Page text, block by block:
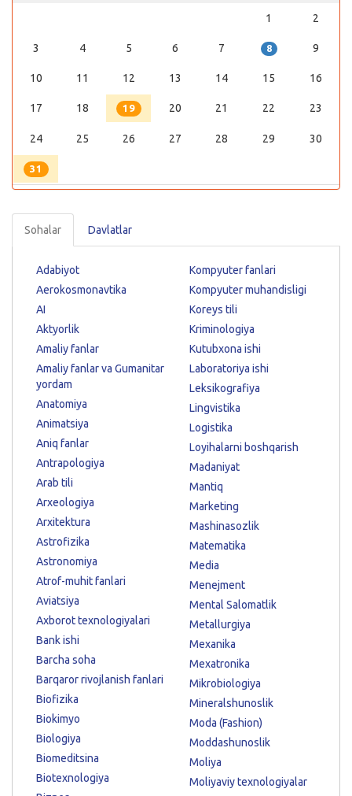
1
2
3 4 5 6 7 8 9
10 11 12 13 14 15 16
17 18 19 20 21 22 23
24 25 26 27 28 29 30
31
Sohalar Davlatlar
Adabiyot
Aerokosmonavtika
AI
Aktyorlik
Amaliy fanlar
Amaliy fanlar va Gumanitar
yordam
Anatomiya
Animatsiya
Aniq fanlar
Antrapologiya
Arab tili
Arxeologiya
Arxitektura
Astrofizika
Astronomiya
Atrof-muhit fanlari
Aviatsiya
Axborot texnologiyalari
Bank ishi
Barcha soha
Barqaror rivojlanish fanlari
Biofizika
Biokimyo
Biologiya
Biomeditsina
Biotexnologiya
Kompyuter fanlari
Kompyuter muhandisligi
Koreys tili
Kriminologiya
Kutubxona ishi
Laboratoriya ishi
Leksikografiya
Lingvistika
Logistika
Loyihalarni boshqarish
Madaniyat
Mantiq
Marketing
Mashinasozlik
Matematika
Media
Menejment
Mental Salomatlik
Metallurgiya
Mexanika
Mexatronika
Mikrobiologiya
Mineralshunoslik
Moda (Fashion)
Moddashunoslik
Moliya
Moliyaviy texnologiyalar